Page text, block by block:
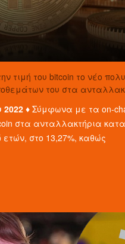
τιμή του bitcoin το νέο
του στα
2022 ♦Σύμφωνα με τα on-
στα ανταλλακτήρια
στο 13,27%, καθώς